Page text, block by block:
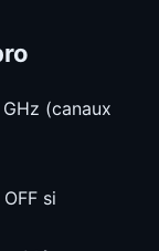
(canaux
si